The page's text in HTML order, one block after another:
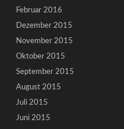
Februar 2016
Dezember 2015
November 2015
Oktober 2015
September 2015
August 2015
Juli 2015
Juni 2015